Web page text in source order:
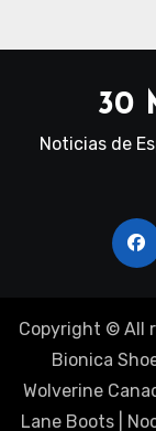
30
Noticias de
Copyright © All
Bionica
Wolverine
Lane Boots|